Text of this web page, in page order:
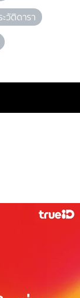
วัติดารา